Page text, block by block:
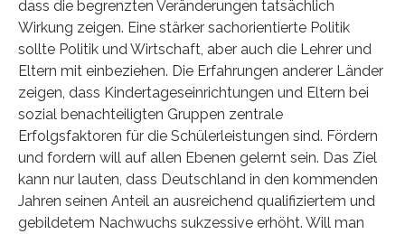
dass die begrenzten Veränderungen tatsächlich
Wirkung zeigen. Eine stärker sachorientierte Politik
sollte Politik und Wirtschaft, aber auch die Lehrer und
Eltern mit einbeziehen. Die Erfahrungen anderer Länder
zeigen, dass Kindertageseinrichtungen und Eltern bei
sozial benachteiligten Gruppen zentrale
Erfolgsfaktoren für die Schülerleistungen sind. Fördern
und fordern will auf allen Ebenen gelernt sein. Das Ziel
kann nur lauten, dass Deutschland in den kommenden
Jahren seinen Anteil an ausreichend qualifiziertem und
gebildetem Nachwuchs sukzessive erhöht. Will man